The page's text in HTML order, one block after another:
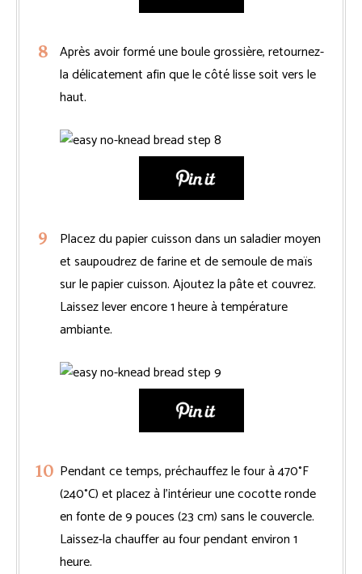
Après avoir formé une boule grossière, retournez-
la délicatement afin que le côté lisse soit vers le
haut.
Placez du papier cuisson dans un saladier moyen
et saupoudrez de farine et de semoule de maïs
sur le papier cuisson. Ajoutez la pâte et couvrez.
Laissez lever encore 1 heure à température
ambiante.
Pendant ce temps, préchauffez le four à 470°F
(240°C) et placez à l’intérieur une cocotte ronde
en fonte de 9 pouces (23 cm) sans le couvercle.
Laissez-la chauffer au four pendant environ 1
heure.